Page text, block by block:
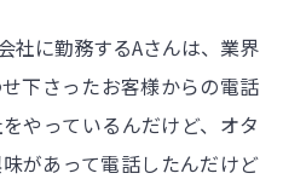
社に勤務するAさんは、業界
下さったお客様からの電話
やっているんだけど、オタ
があって電話したんだけど